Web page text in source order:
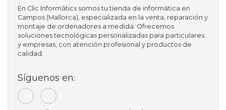
En Clic Informàtics somos tu tienda de informática en
Campos (Mallorca), especializada en la venta, reparación y
montaje de ordenadores a medida. Ofrecemos
soluciones tecnológicas personalizadas para particulares
y empresas, con atención profesional y productos de
calidad.
Síguenos en: